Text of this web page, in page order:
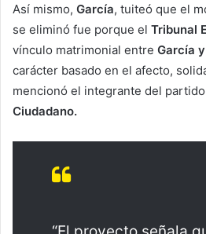
Así mismo, García, tuiteó que el
se eliminó fue porque el Tribunal
vínculo matrimonial entre García
carácter basado en el afecto,
mencionó el integrante del
Ciudadano.